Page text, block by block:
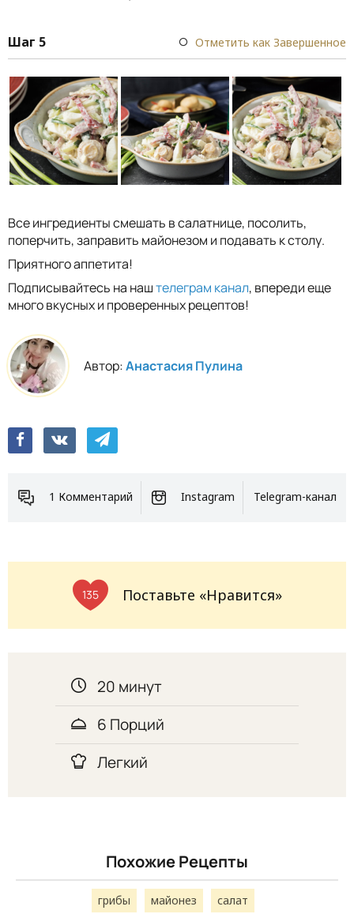
Шаг 5 Отметить как Завершенное
Все ингредиенты смешать в салатнице, посолить,
поперчить, заправить майонезом и подавать к столу.
Приятного аппетита!
Подписывайтесь на наштелеграм канал, впереди еще
много вкусных и проверенных рецептов!
Автор:Анастасия Пулина
1 Комментарий Instagram Telegram-канал
135 Поставьте «Нравится»
20 минут
6 Порций
Легкий
Похожие Рецепты
грибы майонез салат